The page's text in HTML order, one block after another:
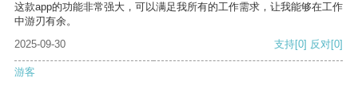
这款app的功能非常强大，可以满足我所有的工作需求，让我能够在工作
中游刃有余。
2025-09-30
支持[0] 反对[0]
游客